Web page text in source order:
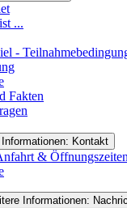
...
-
Fakten
Kontakt
& Öffnungszeiten
Informationen: